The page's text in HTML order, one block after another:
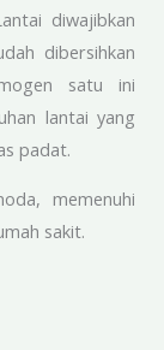
diwajibkan
dibersihkan
satu ini
lantai yang
padat.
memenuhi
sakit.